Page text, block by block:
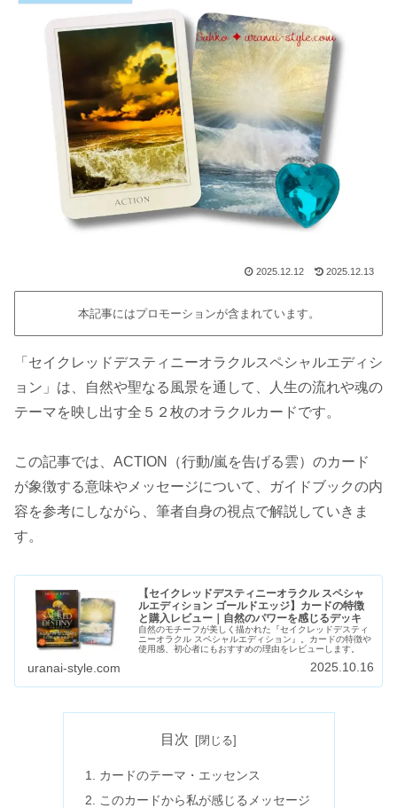
2025.12.12 2025.12.13
本記事にはプロモーションが含まれています。
「セイクレッドデスティニーオラクルスペシャルエディシ
ョン」は、自然や聖なる風景を通して、人生の流れや魂の
テーマを映し出す全５２枚のオラクルカードです。
この記事では、ACTION（行動/嵐を告げる雲）のカード
が象徴する意味やメッセージについて、ガイドブックの内
容を参考にしながら、筆者自身の視点で解説していきま
す。
【セイクレッドデスティニーオラクル スペシャ
ルエディション ゴールドエッジ】カードの特徴
と購入レビュー｜自然のパワーを感じるデッキ
自然のモチーフが美しく描かれた『セイクレッドデスティ
ニーオラクル スペシャルエディション』。カードの特徴や
使用感、初心者にもおすすめの理由をレビューします。
uranai-style.com 2025.10.16
目次
カードのテーマ・エッセンス
このカードから私が感じるメッセージ